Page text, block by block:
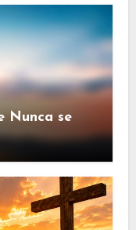
Nunca se